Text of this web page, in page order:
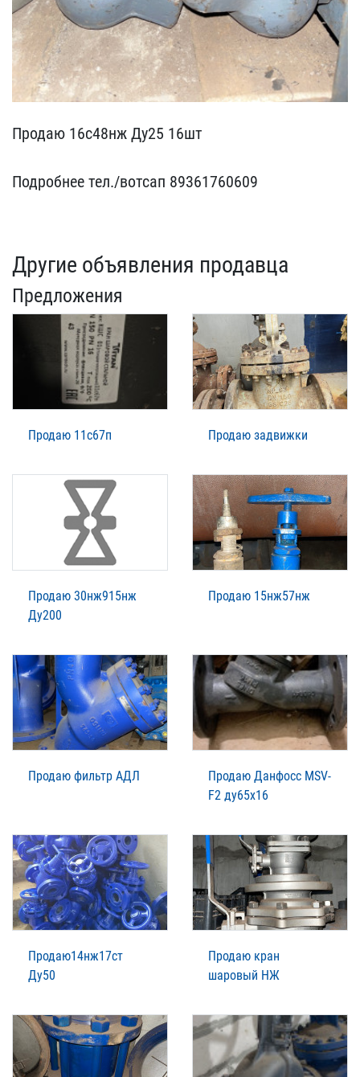
Продаю 16с48нж Ду25 16шт​
Подробнее тел./вотсап ​89361760609
Другие объявления продавца
Предложения
Продаю 11с67п Продаю задвижки
Продаю 30нж915нж
Ду200
Продаю 15нж57нж
Продаю фильтр АДЛ
Продаю Данфосс MSV-
F2 ду65х16
Продаю14нж17ст
Ду50
Продаю кран
шаровый НЖ